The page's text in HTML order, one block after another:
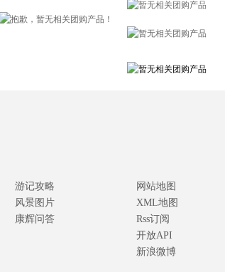
游记攻略
风景图片
康辉问答
网站地图
XML地图
Rss订阅
开放API
新浪微博